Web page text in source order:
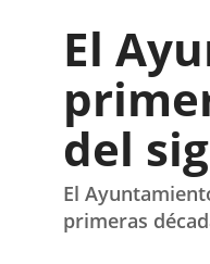
El
del
El
primeras